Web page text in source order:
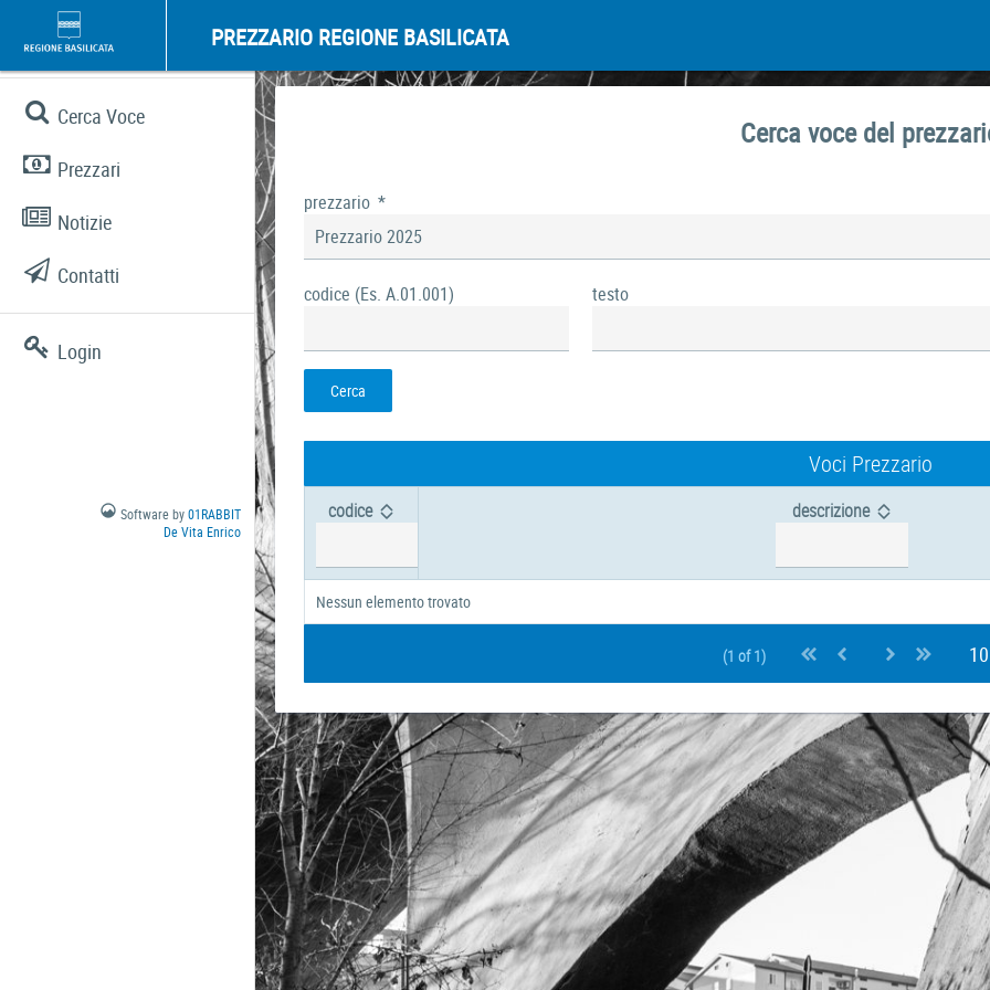
PREZZARIO REGIONE BASILICATA
Cerca Voce
Prezzari
Notizie
Contatti
Login
Software by01RABBIT
De Vita Enrico
Cerca voce del
prezzario *
Prezzario 2025
codice (Es. A.01.001) testo
Cerca
Voci Prezzario
codice descrizione
Nessun elemento trovato
(1 of 1)